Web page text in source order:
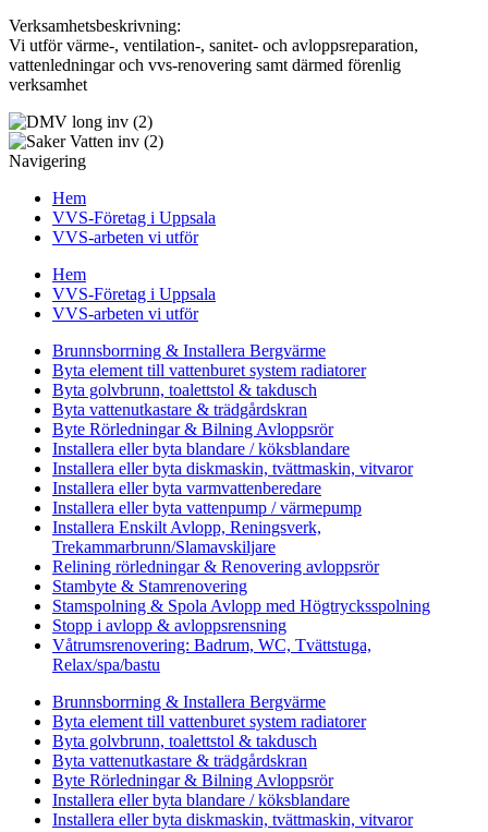
Verksamhetsbeskrivning:
Vi utför värme-, ventilation-, sanitet- och avloppsreparation,
vattenledningar och vvs-renovering samt därmed förenlig
verksamhet
Navigering
Hem
VVS-Företag i Uppsala
VVS-arbeten vi utför
Hem
VVS-Företag i Uppsala
VVS-arbeten vi utför
Brunnsborrning & Installera Bergvärme
Byta element till vattenburet system radiatorer
Byta golvbrunn, toalettstol & takdusch
Byta vattenutkastare & trädgårdskran
Byte Rörledningar & Bilning Avloppsrör
Installera eller byta blandare / köksblandare
Installera eller byta diskmaskin, tvättmaskin, vitvaror
Installera eller byta varmvattenberedare
Installera eller byta vattenpump / värmepump
Installera Enskilt Avlopp, Reningsverk,
Trekammarbrunn/Slamavskiljare
Relining rörledningar & Renovering avloppsrör
Stambyte & Stamrenovering
Stamspolning & Spola Avlopp med Högtrycksspolning
Stopp i avlopp & avloppsrensning
Våtrumsrenovering: Badrum, WC, Tvättstuga,
Relax/spa/bastu
Brunnsborrning & Installera Bergvärme
Byta element till vattenburet system radiatorer
Byta golvbrunn, toalettstol & takdusch
Byta vattenutkastare & trädgårdskran
Byte Rörledningar & Bilning Avloppsrör
Installera eller byta blandare / köksblandare
Installera eller byta diskmaskin, tvättmaskin, vitvaror